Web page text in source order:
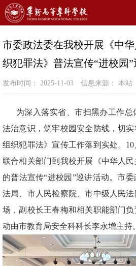
市委政法委在我校开展《中
织犯罪法》普法宣传“进校园
发布时间： 2025-11-03 信息来源： 本站
为深入落实省、市扫黑办工作总
法治意识，筑牢校园安全防线，切
组织犯罪法》宣传工作落到实处。
联合相关部门到我校开展《中华人民
的普法宣传“进校园”巡讲活动。市
法局、市人民检察院、市中级人民
场，副校长王春梅和相关职能部门
动由市教育局安全科科长李永增主持。